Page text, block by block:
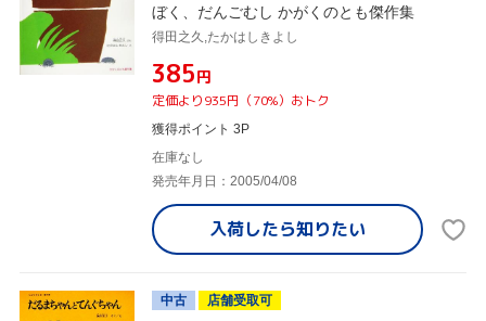
ぼく、だんごむし かがくのとも傑作集
得田之久,たかはしきよし
¥385円
定価より935円（70%）おトク
獲得ポイント 3P
在庫なし
発売年月日：2005/04/08
入荷したら知りたい
中古 店舗受取可